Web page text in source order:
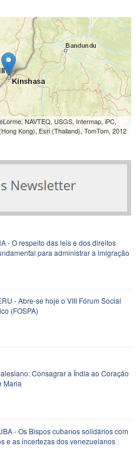
NAVTEQ, USGS, Intermap, iPC,
Kong), Esri (Thailand), TomTom, 2012
- O respeito das leis e dos direitos
para administrar a imigração
- Abre-se hoje o VIII Fórum Social
(FOSPA)
Consagrar a Índia ao Coração
- Os Bispos cubanos solidários com
e as incertezas dos venezuelanos